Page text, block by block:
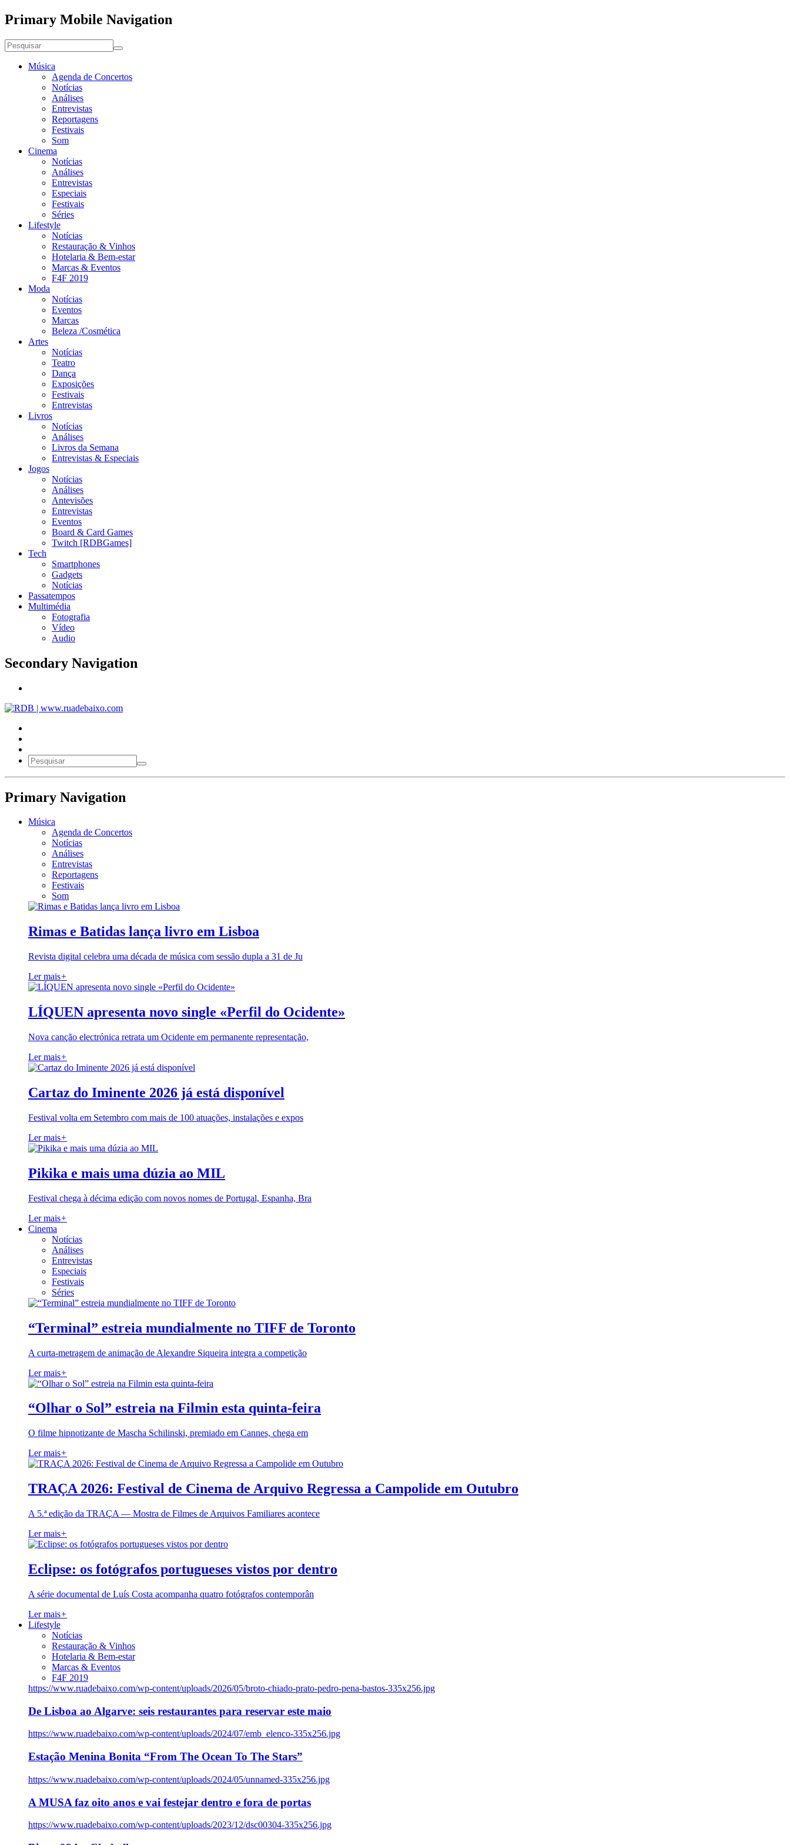
Primary Mobile Navigation
Música
Agenda de Concertos
Notícias
Análises
Entrevistas
Reportagens
Festivais
Som
Cinema
Notícias
Análises
Entrevistas
Especiais
Festivais
Séries
Lifestyle
Notícias
Restauração & Vinhos
Hotelaria & Bem-estar
Marcas & Eventos
F4F 2019
Moda
Notícias
Eventos
Marcas
Beleza /Cosmética
Artes
Notícias
Teatro
Dança
Exposições
Festivais
Entrevistas
Livros
Notícias
Análises
Livros da Semana
Entrevistas & Especiais
Jogos
Notícias
Análises
Antevisões
Entrevistas
Eventos
Board & Card Games
Twitch [RDBGames]
Tech
Smartphones
Gadgets
Notícias
Passatempos
Multimédia
Fotografia
Vídeo
Audio
Secondary Navigation
Primary Navigation
Música
Agenda de Concertos
Notícias
Análises
Entrevistas
Reportagens
Festivais
Som
Rimas e Batidas lança livro em Lisboa
Revista digital celebra uma década de música com sessão dupla a 31 de Ju
Ler mais+
LÍQUEN apresenta novo single «Perfil do Ocidente»
Nova canção electrónica retrata um Ocidente em permanente representação,
Ler mais+
Cartaz do Iminente 2026 já está disponível
Festival volta em Setembro com mais de 100 atuações, instalações e expos
Ler mais+
Pikika e mais uma dúzia ao MIL
Festival chega à décima edição com novos nomes de Portugal, Espanha, Bra
Ler mais+
Cinema
Notícias
Análises
Entrevistas
Especiais
Festivais
Séries
“Terminal” estreia mundialmente no TIFF de Toronto
A curta-metragem de animação de Alexandre Siqueira integra a competição
Ler mais+
“Olhar o Sol” estreia na Filmin esta quinta-feira
O filme hipnotizante de Mascha Schilinski, premiado em Cannes, chega em
Ler mais+
TRAÇA 2026: Festival de Cinema de Arquivo Regressa a Campolide em Outubro
A 5.ª edição da TRAÇA — Mostra de Filmes de Arquivos Familiares acontece
Ler mais+
Eclipse: os fotógrafos portugueses vistos por dentro
A série documental de Luís Costa acompanha quatro fotógrafos contemporân
Ler mais+
Lifestyle
Notícias
Restauração & Vinhos
Hotelaria & Bem-estar
Marcas & Eventos
F4F 2019
https://www.ruadebaixo.com/wp-content/uploads/2026/05/broto-chiado-prato-pedro-pena-bastos-335x256.jpg
De Lisboa ao Algarve: seis restaurantes para reservar este maio
https://www.ruadebaixo.com/wp-content/uploads/2024/07/emb_elenco-335x256.jpg
Estação Menina Bonita “From The Ocean To The Stars”
https://www.ruadebaixo.com/wp-content/uploads/2024/05/unnamed-335x256.jpg
A MUSA faz oito anos e vai festejar dentro e fora de portas
https://www.ruadebaixo.com/wp-content/uploads/2023/12/dsc00304-335x256.jpg